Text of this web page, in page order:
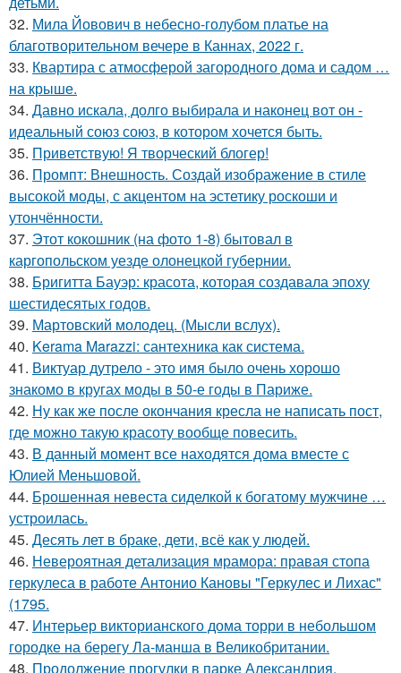
32. Мила Йовович в небесно-голубом платье на
благотворительном вечере в Каннах, 2022 г.
33. Квартира с атмосферой загородного дома и садом …
на крыше.
34. Давно искала, долго выбирала и наконец вот он -
идеальный союз союз, в котором хочется быть.
35. Приветствую! Я творческий блогер!
36. Промпт: Внешность. Создай изображение в стиле
высокой моды, с акцентом на эстетику роскоши и
утончённости.
37. Этот кокошник (на фото 1-8) бытовал в
каргопольском уезде олонецкой губернии.
38. Бригитта Бауэр: красота, которая создавала эпоху
шестидесятых годов.
39. Мартовский молодец. (Мысли вслух).
40. Kerama Marazzi: сантехника как система.
41. Виктуар дутрело - это имя было очень хорошо
знакомо в кругах моды в 50-е годы в Париже.
42. Ну как же после окончания кресла не написать пост,
где можно такую красоту вообще повесить.
43. В данный момент все находятся дома вместе с
Юлией Меньшовой.
44. Брошенная невеста сиделкой к богатому мужчине …
устроилась.
45. Десять лет в браке, дети, всё как у людей.
46. Невероятная детализация мрамора: правая стопа
геркулеса в работе Антонио Кановы "Геркулес и Лихас"
(1795.
47. Интерьер викторианского дома торри в небольшом
городке на берегу Ла-манша в Великобритании.
48. Продолжение прогулки в парке Александрия.